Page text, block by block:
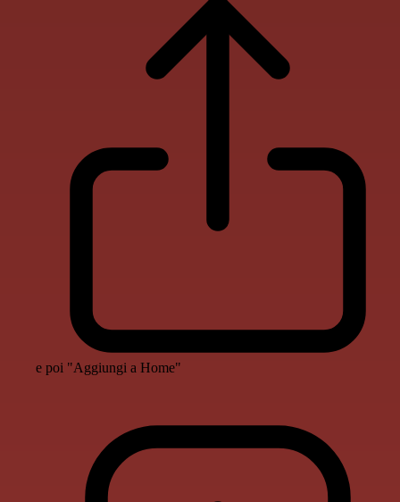
e poi "Aggiungi a Home"